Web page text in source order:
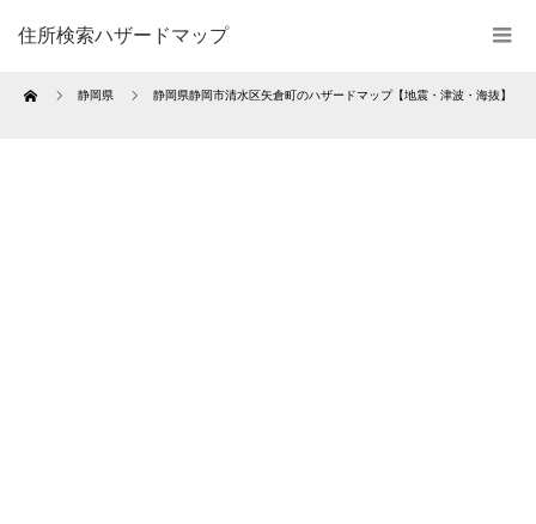
住所検索ハザードマップ
Home 静岡県 静岡県静岡市清水区矢倉町のハザードマップ【地震・津波・海抜】